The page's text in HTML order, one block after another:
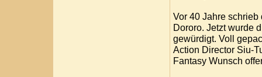
Vor 40 Jahre schrieb
Dororo. Jetzt wurde
gewürdigt. Voll
Action Director Siu-
Fantasy Wunsch